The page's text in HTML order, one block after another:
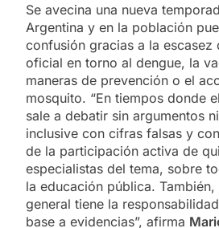
Se avecina una nueva
Argentina y en la población
confusión gracias a la escasez
oficial en torno al dengue, la
maneras de prevención o el
mosquito. “En tiempos donde
sale a debatir sin argumentos
inclusive con cifras falsas y
de la participación activa de
especialistas del tema, sobre
la educación pública.
general tiene la
base a evidencias”, afirma